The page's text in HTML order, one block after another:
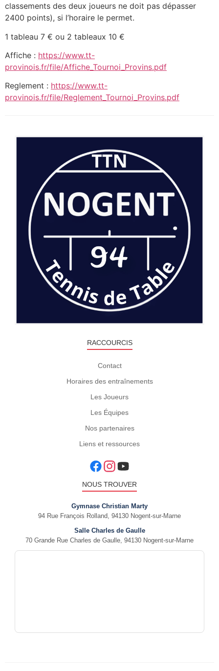
classements des deux joueurs ne doit pas dépasser
2400 points), si l’horaire le permet.
1 tableau 7 € ou 2 tableaux 10 €
Affiche : https://www.tt-
provinois.fr/file/Affiche_Tournoi_Provins.pdf
Reglement : https://www.tt-
provinois.fr/file/Reglement_Tournoi_Provins.pdf
RACCOURCIS
Contact
Horaires des entraînements
Les Joueurs
Les Équipes
Nos partenaires
Liens et ressources
NOUS TROUVER
Gymnase Christian Marty
94 Rue François Rolland, 94130 Nogent-sur-Marne
Salle Charles de Gaulle
70 Grande Rue Charles de Gaulle, 94130 Nogent-sur-Marne